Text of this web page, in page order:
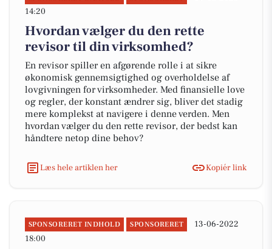
14:20
Hvordan vælger du den rette
revisor til din virksomhed?
En revisor spiller en afgørende rolle i at sikre
økonomisk gennemsigtighed og overholdelse af
lovgivningen for virksomheder. Med finansielle love
og regler, der konstant ændrer sig, bliver det stadig
mere komplekst at navigere i denne verden. Men
hvordan vælger du den rette revisor, der bedst kan
håndtere netop dine behov?
Læs hele artiklen her Kopiér link
SPONSORERET INDHOLD SPONSORERET
13-06-2022
18:00